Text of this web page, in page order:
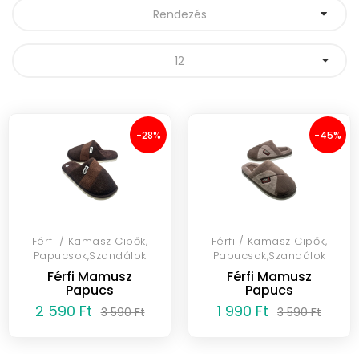
Rendezés
12
-28%
Férfi / Kamasz Cipők,
Papucsok,Szandálok
Férfi Mamusz
Papucs
2 590 Ft 3 590 Ft
-45%
Férfi / Kamasz Cipők,
Papucsok,Szandálok
Férfi Mamusz
Papucs
1 990 Ft 3 590 Ft